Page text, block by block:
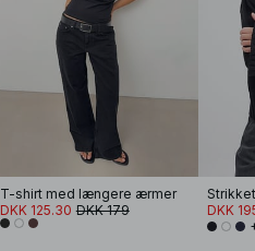
T-shirt med længere ærmer
DKK 125.30 DKK 179
DKK